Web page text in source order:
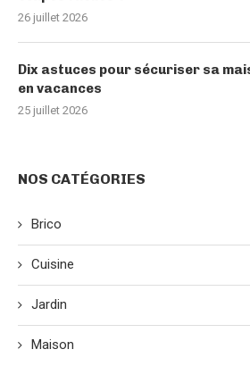
26 juillet 2026
Dix astuces pour sécuriser sa
en vacances
25 juillet 2026
NOS CATÉGORIES
Brico
Cuisine
Jardin
Maison